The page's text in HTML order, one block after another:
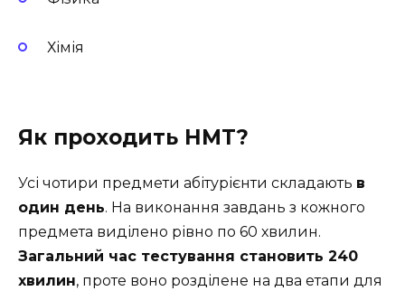
Хімія
Як проходить НМТ?
Усі чотири предмети абітурієнти складають в
один день. На виконання завдань з кожного
предмета виділено рівно по 60 хвилин.
Загальний час тестування становить 240
хвилин, проте воно розділене на два етапи для